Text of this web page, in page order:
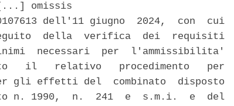
[...] omissis
dell'11 giugno  2024,  con  cui
della  verifica  dei  requisiti
necessari  per  l'ammissibilita'
il   relativo   procedimento   per
gli effetti del  combinato  disposto
n. 1990,  n.  241  e  s.m.i.  e  del